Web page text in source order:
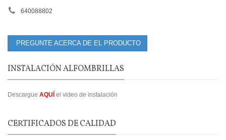
640088802
PREGUNTE ACERCA DE EL PRODUCTO
INSTALACIÓN ALFOMBRILLAS
Descargue AQUÍ el video de instalación
CERTIFICADOS DE CALIDAD